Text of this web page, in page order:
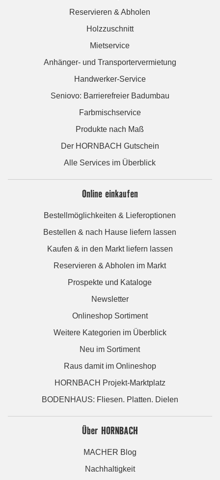
Reservieren & Abholen
Holzzuschnitt
Mietservice
Anhänger- und Transportervermietung
Handwerker-Service
Seniovo: Barrierefreier Badumbau
Farbmischservice
Produkte nach Maß
Der HORNBACH Gutschein
Alle Services im Überblick
Online einkaufen
Bestellmöglichkeiten & Lieferoptionen
Bestellen & nach Hause liefern lassen
Kaufen & in den Markt liefern lassen
Reservieren & Abholen im Markt
Prospekte und Kataloge
Newsletter
Onlineshop Sortiment
Weitere Kategorien im Überblick
Neu im Sortiment
Raus damit im Onlineshop
HORNBACH Projekt-Marktplatz
BODENHAUS: Fliesen. Platten. Dielen
Über HORNBACH
MACHER Blog
Nachhaltigkeit